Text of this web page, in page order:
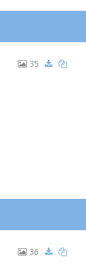
35
36